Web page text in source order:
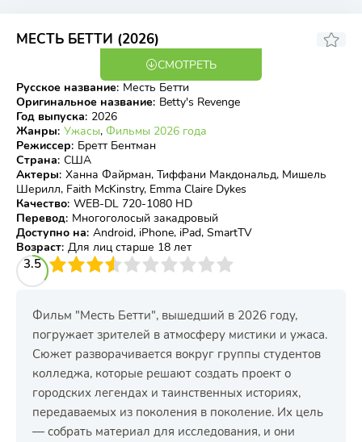
МЕСТЬ БЕТТИ (2026)
СМОТРЕТЬ
Русское название: Месть Бетти
Оригинальное название: Betty's Revenge
Год выпуска: 2026
Жанры: Ужасы, Фильмы 2026 года
Режиссер: Бретт Бентман
Страна: США
Актеры: Ханна Файрман, Тиффани Макдональд, Мишель
Шерилл, Faith McKinstry, Emma Claire Dykes
Качество: WEB-DL 720-1080 HD
Перевод: Многоголосый закадровый
Доступно на: Android, iPhone, iPad, SmartTV
Возраст: Для лиц старше 18 лет
3.5
4 5 6 7 8 9 10
Фильм "Месть Бетти", вышедший в 2026 году,
погружает зрителей в атмосферу мистики и ужаса.
Сюжет разворачивается вокруг группы студентов
колледжа, которые решают создать проект о
городских легендах и таинственных историях,
передаваемых из поколения в поколение. Их цель
— собрать материал для исследования, и они